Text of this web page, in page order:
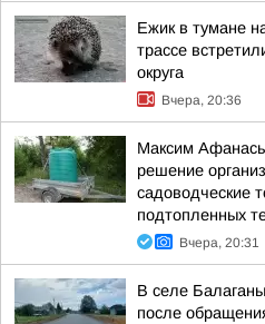
Ежик в тумане
трассе
округа
Вчера, 20:36
Максим
решение
садоводческие
подтопленных
Вчера, 20:31
В селе
после